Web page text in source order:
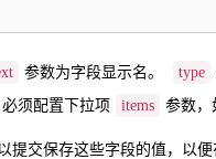
参数为字段显示名。 type
须配置下拉项 items 参数，
提交保存这些字段的值，以